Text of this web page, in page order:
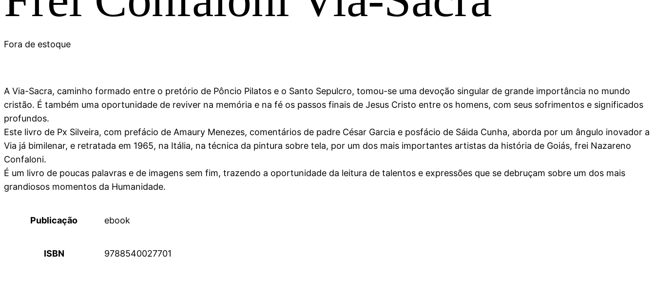
Fora de estoque
A Via-Sacra, caminho formado entre o pretório de Pôncio Pilatos e o Santo Sepulcro, tomou-se uma devoção singular de grande importância no mundo
cristão. É também uma oportunidade de reviver na memória e na fé os passos finais de Jesus Cristo entre os homens, com seus sofrimentos e significados
profundos.
Este livro de Px Silveira, com prefácio de Amaury Menezes, comentários de padre César Garcia e posfácio de Sáida Cunha, aborda por um ângulo inovador a
Via já bimilenar, e retratada em 1965, na Itália, na técnica da pintura sobre tela, por um dos mais importantes artistas da história de Goiás, frei Nazareno
Confaloni.
É um livro de poucas palavras e de imagens sem fim, trazendo a oportunidade da leitura de talentos e expressões que se debruçam sobre um dos mais
grandiosos momentos da Humanidade.
Publicação ebook
ISBN 9788540027701